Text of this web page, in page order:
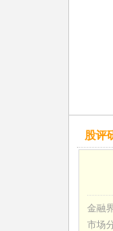
股评
金融
市场